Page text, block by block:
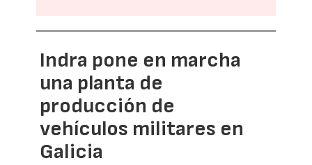
Indra pone en marcha
una planta de
producción de
vehículos militares en
Galicia